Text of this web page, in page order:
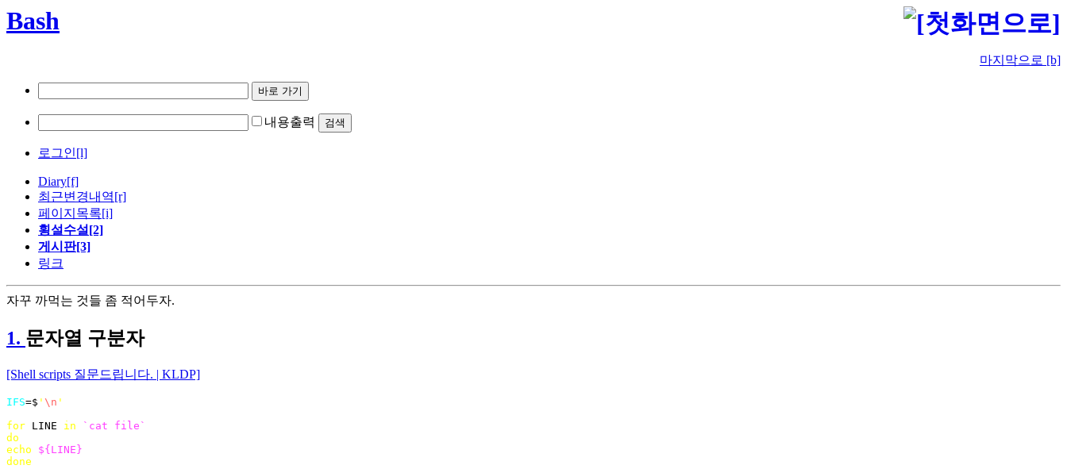
Bash
마지막으로 [b]
내용출력
로그인[l]
Diary[f]
최근변경내역[r]
페이지목록[i]
횡설수설[2]
게시판[3]
링크
자꾸 까먹는 것들 좀 적어두자.
1. 문자열 구분자
[Shell scripts 질문드립니다. | KLDP]
IFS=$ ' \n '
for LINE in
`cat file`
do
echo
${ LINE }
done